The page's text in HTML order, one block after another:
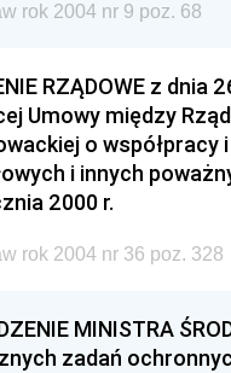
rok 2004 nr 9 poz. 68
RZĄDOWE z
Umowy między
o
i innych
2000 r.
rok 2004 nr 36 poz. 328
MINISTRA
zadań